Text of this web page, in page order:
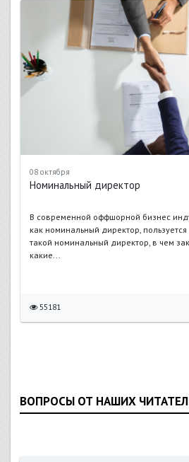
08 октября
Номинальный директор
В современной оффшорной бизнес
как номинальный директор,
такой номинальный директор, в чем
какие...
55181
ВОПРОСЫ ОТ НАШИХ